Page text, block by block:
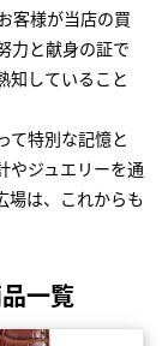
客様が当店の買
力と献身の証で
知していること
て特別な記憶と
やジュエリーを通
場は、これからも
一覧